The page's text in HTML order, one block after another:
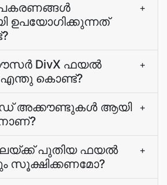
ഉപയോഗിക്കുന്നത്
+
DivX ഫയല്‍
എന്തു കൊണ്ട്?
+
അക്കൗണ്ടുകള്‍ ആയി
+
പുതിയ ഫയല്‍
സൂക്ഷിക്കണമോ?
+